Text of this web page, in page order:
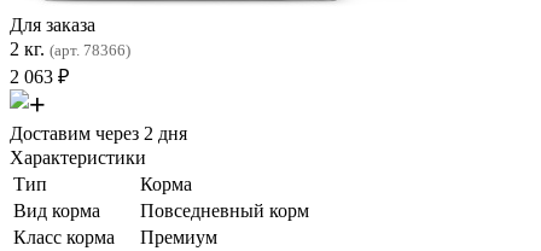
Для заказа
2 кг. (арт. 78366)
2 063 ₽
Доставим через 2 дня
Характеристики
Тип
Корма
Вид корма
Повседневный корм
Класс корма
Премиум